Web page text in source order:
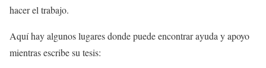
hacer el trabajo.
Aquí hay algunos lugares donde puede encontrar ayuda y apoyo
mientras escribe su tesis: